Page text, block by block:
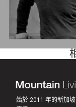
始於 2011 年的新加